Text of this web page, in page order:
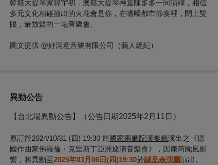
韓籍大提琴家韓宇初，澳籍大提琴神童陳多多一同演繹，相信
多元文化相碰撞出的火花會是你，在嘈噪都市節奏裡，閉上雙
眼，最放鬆的一場音樂會。
圖文提供 @好滿意音樂有限公司（藝人經紀）
異動公告
【台北場異動公告】（公告日期2025年2月11日）
原訂於2024/10/31 (四) 19:30 於國家兩廳院演奏廳演出之《德
國作曲家佛羅倫・克里斯丁亞洲巡演音樂會》，因康芮颱風影
響，將異動至2025年03月06日(四)19:30於誠品表演廳演出。